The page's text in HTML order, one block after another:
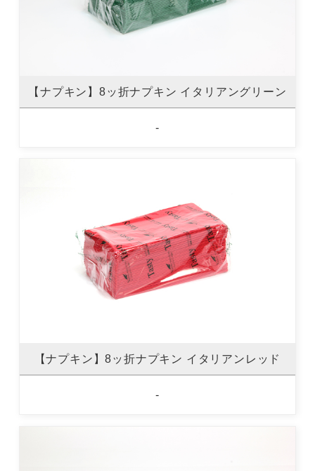
【ナプキン】8ッ折ナプキン イタリアングリーン
-
【ナプキン】8ッ折ナプキン イタリアンレッド
-